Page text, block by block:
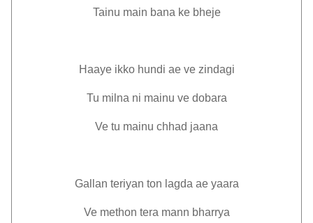
Tainu main bana ke bheje
Haaye ikko hundi ae ve zindagi
Tu milna ni mainu ve dobara
Ve tu mainu chhad jaana
Gallan teriyan ton lagda ae yaara
Ve methon tera mann bharrya